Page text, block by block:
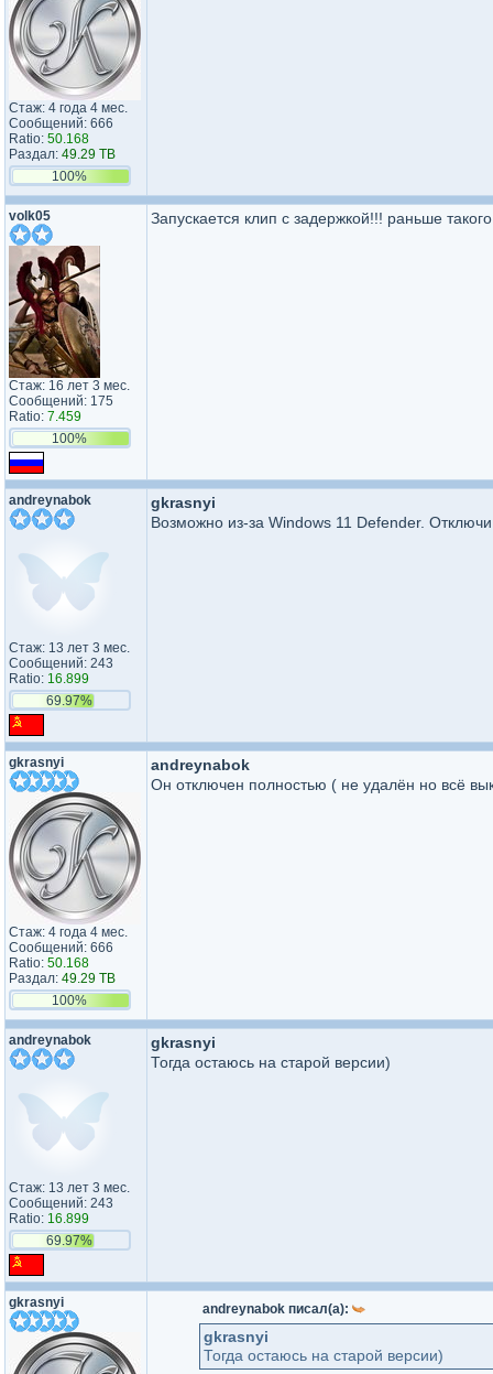
Стаж: 4 года 4 мес.
Сообщений: 666
Ratio: 50.168
Раздал: 49.29 TB
100%
volk05
Стаж: 16 лет 3 мес.
Сообщений: 175
Ratio: 7.459
100%
Запускается клип с задержкой!!! раньше
andreynabok
Стаж: 13 лет 3 мес.
Сообщений: 243
Ratio: 16.899
69.97%
gkrasnyi
Возможно из-за Windows 11 Defender.
gkrasnyi
Стаж: 4 года 4 мес.
Сообщений: 666
Ratio: 50.168
Раздал: 49.29 TB
100%
andreynabok
Он отключен полностью ( не удалён но всё
andreynabok
Стаж: 13 лет 3 мес.
Сообщений: 243
Ratio: 16.899
69.97%
gkrasnyi
Тогда остаюсь на старой версии)
gkrasnyi andreynabok писал(а):
gkrasnyi
Тогда остаюсь на старой версии)